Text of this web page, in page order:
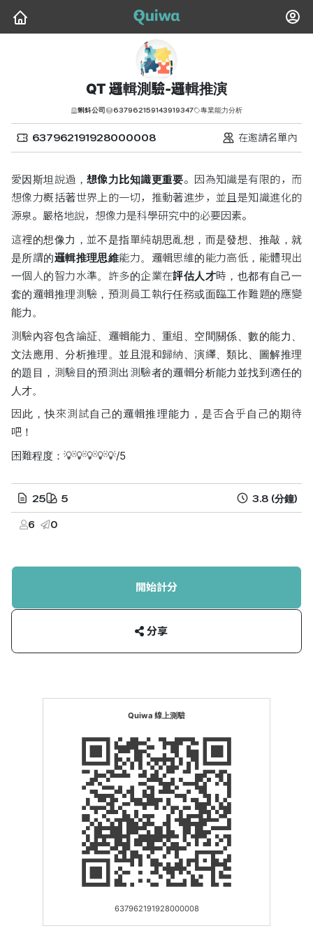
QT 邏輯測驗-邏輯推演
蝌蚪公司 637962159143919347 專業能力分析
637962191928000008 在邀請名單內
愛因斯坦說過， 想像力比知識更重要。因為知識是有限的，而
想像力概括著世界上的一切，推動著進步，並且是知識進化的
源泉。嚴格地說，想像力是科學研究中的必要因素。
這裡的想像力，並不是指單純胡思亂想，而是發想、推敲，就
是所謂的邏輯推理思維能力。邏輯思維的能力高低，能體現出
一個人的智力水準。許多的企業在評估人才時，也都有自己一
套的邏輯推理測驗，預測員工執行任務或面臨工作難題的應變
能力。
測驗內容包含論証、邏輯能力、重組、空間關係、數的能力、
文法應用、分析推理。並且混和歸納、演繹、類比、圖解推理
的題目，測驗目的預測出測驗者的邏輯分析能力並找到適任的
人才。
因此，快來測試自己的邏輯推理能力，是否合乎自己的期待
吧！
困難程度：💡💡💡💡💡/5
25 5 3.8 (分鐘)
6 0
開始計分
分享
Quiwa 線上測驗
637962191928000008